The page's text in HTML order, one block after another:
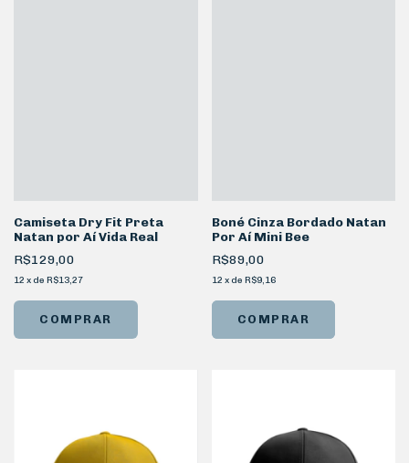
Camiseta Dry Fit Preta
Natan por Aí Vida Real
R$129,00
12 x de R$13,27
COMPRAR
Boné Cinza Bordado Natan
Por Aí Mini Bee
R$89,00
12 x de R$9,16